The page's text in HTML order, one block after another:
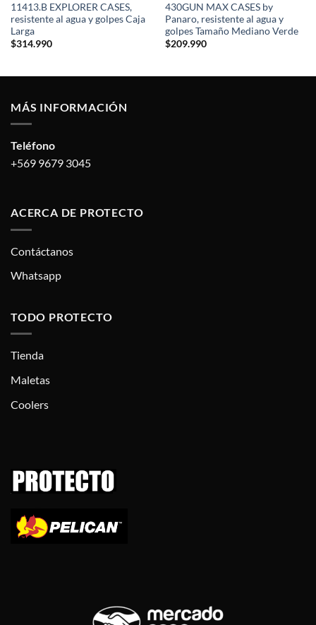
11413.B EXPLORER CASES,
resistente al agua y golpes Caja
Larga
$314.990
430GUN MAX CASES by
Panaro, resistente al agua y
golpes Tamaño Mediano Verde
$209.990
MÁS INFORMACIÓN
Teléfono
+569 9679 3045
ACERCA DE PROTECTO
Contáctanos
Whatsapp
TODO PROTECTO
Tienda
Maletas
Coolers